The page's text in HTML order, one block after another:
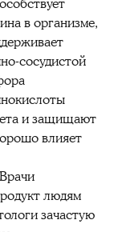
в организме,
сосудистой
и защищают
влияет
людям
зачастую